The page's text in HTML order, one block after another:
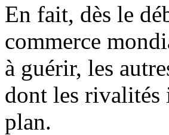
En fait, dès le
commerce
à guérir, les
dont les rivalités
plan.